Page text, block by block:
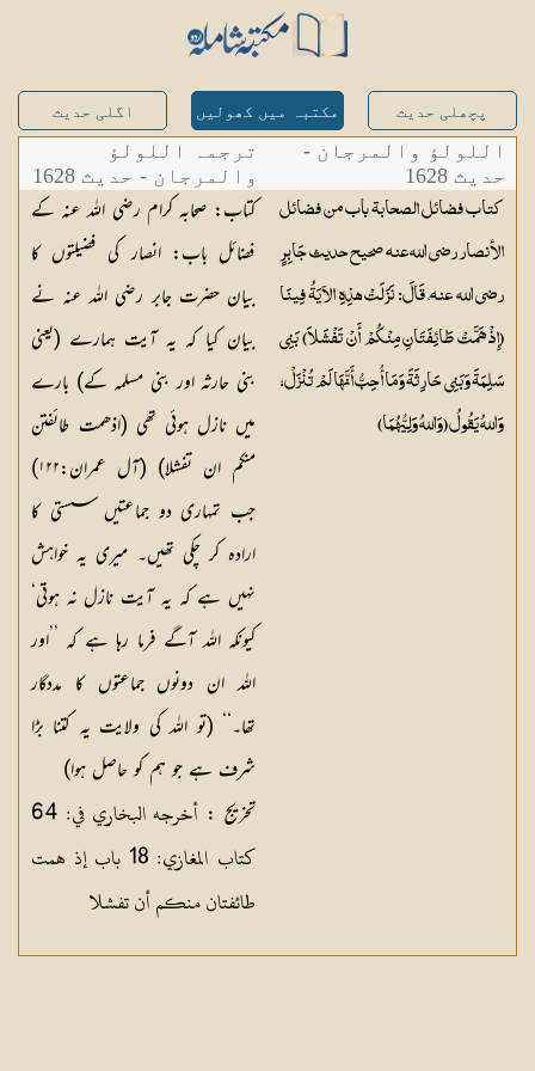
پچھلی حدیث مکتبہ میں کھولیں اگلی حدیث
اللولؤ والمرجان -
حدیث 1628
كتاب فضائل الصحابة باب من فضائل
الأنصار رضی اللہ عنہ صحيح حديث جَابِرٍ
رضي الله عنه، قَالَ: نَزَلَتْ هذِهِ الآيَةُ فِينَا
(إِذْ هَمَّتْ طَائِفَتَانِ مِنْكُمْ أَنْ تَفْشَلاَ) بَنِي
سَلِمَةَ وَبَنِي حَارِثَةَ وَمَا أُحِبُّ أَنَّهَا لَمْ تُنْزَلْ؛
وَاللهُ يَقُولُ (وَاللهُ وَلِيُّهُمَا)
ترجمہ اللولؤ
والمرجان - حدیث 1628
کتاب: صحابہ کرام رضی اللہ عنہ کے
فضائل باب: انصار کی فضیلتوں کا
بیان حضرت جابر رضی اللہ عنہ نے
بیان کیا کہ یہ آیت ہمارے (یعنی
بنی حارثہ اور بنی مسلمہ کے) بارے
میں نازل ہوئی تھی (اذھمت طائفتن
منکم ان تفشلا) (آل عمران:۱۲۲)
جب تمہاری دو جماعتیں سستی کا
ارادہ کر چکی تھیں۔ میری یہ خواہش
نہیں ہے کہ یہ آیت نازل نہ ہوتی‘
کیونکہ اللہ آگے فرما رہا ہے کہ ’’اور
اللہ ان دونوں جماعتوں کا مددگار
تھا۔‘‘ (تو اللہ کی ولایت یہ کتنا بڑا
شرف ہے جو ہم کو حاصل ہوا)
تخریج :
أخرجه البخاري في: 64
كتاب المغازي: 18 باب إذ همت
طائفتان منكم أن تفشلا